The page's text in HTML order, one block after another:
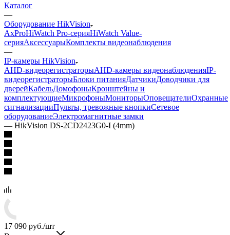
Каталог
—
Оборудование HikVision
AxProHiWatch Pro-серияHiWatch Value-
серияАксессуарыКомплекты видеонаблюдения
—
IP-камеры HikVision
AHD-видеорегистраторыAHD-камеры видеонаблюденияIP-
видеорегистраторыБлоки питанияДатчикиДоводчики для
дверейКабельДомофоныКронштейны и
комплектующиеМикрофоныМониторыОповещателиОхранные
сигнализацииПульты, тревожные кнопкиСетевое
оборудованиеЭлектромагнитные замки
— HikVision DS-2CD2423G0-I (4mm)
17 090 руб./шт